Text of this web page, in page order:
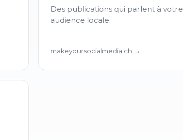
Des publications qui parlent à votre
audience locale.
makeyoursocialmedia.ch →